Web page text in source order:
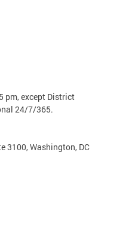
pm, except District
24/7/365.
3100, Washington, DC